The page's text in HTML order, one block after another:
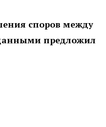
споров между
предложил